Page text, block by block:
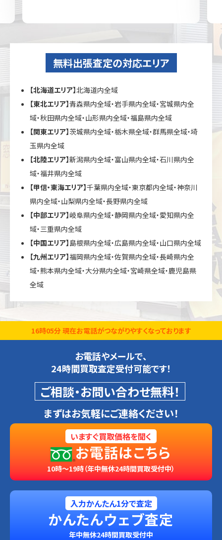
無料出張査定の対応エリア
【北海道エリア】北海道内全域
【東北エリア】青森県内全域・岩手県内全域・宮城県内全
域・秋田県内全域・山形県内全域・福島県内全域
【関東エリア】茨城県内全域・栃木県全域・群馬県全域・埼
玉県内全域
【北陸エリア】新潟県内全域・富山県内全域・石川県内全
域・福井県内全域
【甲信・東海エリア】千葉県内全域・東京都内全域・神奈川
県内全域・山梨県内全域・長野県内全域
【中部エリア】岐阜県内全域・静岡県内全域・愛知県内全
域・三重県内全域
【中国エリア】島根県内全域・広島県内全域・山口県内全域
【九州エリア】福岡県内全域・佐賀県内全域・長崎県内全
域・熊本県内全域・大分県内全域・宮崎県全域・鹿児島県
全域
16時05分 現在お電話がつながりやすくなっております
お電話やメールで、
24時間買取査定受付可能です！
ご相談・お問い合わせ無料！
まずはお気軽にご連絡ください！
いますぐ買取価格を聞く
お電話はこちら
10時～19時（年中無休24時間買取受付中）
入力かんたん1分で査定
かんたんウェブ査定
年中無休24時間買取受付中